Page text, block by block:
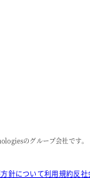
のグループ会社です。
針について利用規約反社